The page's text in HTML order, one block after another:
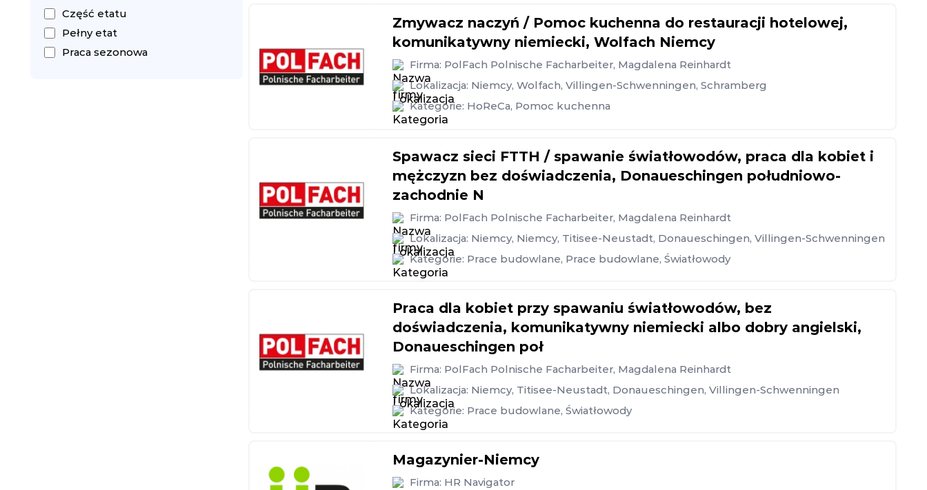
Część etatu
Pełny etat
Praca sezonowa
Zmywacz naczyń / Pomoc kuchenna do restauracji hotelowej,
komunikatywny niemiecki, Wolfach Niemcy
Firma: PolFach Polnische Facharbeiter, Magdalena Reinhardt
Lokalizacja: Niemcy, Wolfach, Villingen-Schwenningen, Schramberg
Kategorie: HoReCa, Pomoc kuchenna
Spawacz sieci FTTH / spawanie światłowodów, praca dla kobiet i
mężczyzn bez doświadczenia, Donaueschingen południowo-
zachodnie N
Firma: PolFach Polnische Facharbeiter, Magdalena Reinhardt
Lokalizacja: Niemcy, Niemcy, Titisee-Neustadt, Donaueschingen, Villingen-Schwenningen
Kategorie: Prace budowlane, Prace budowlane, Światłowody
Praca dla kobiet przy spawaniu światłowodów, bez
doświadczenia, komunikatywny niemiecki albo dobry angielski,
Donaueschingen poł
Firma: PolFach Polnische Facharbeiter, Magdalena Reinhardt
Lokalizacja: Niemcy, Titisee-Neustadt, Donaueschingen, Villingen-Schwenningen
Kategorie: Prace budowlane, Światłowody
Magazynier-Niemcy
Firma: HR Navigator